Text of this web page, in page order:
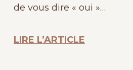
de vous dire « oui »…
LIRE L’ARTICLE